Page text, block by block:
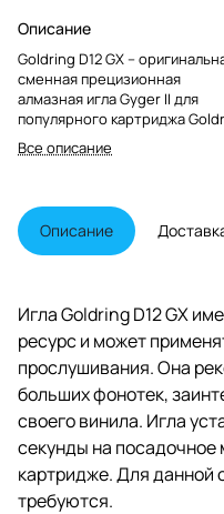
Описание
Goldring D12 GX –
сменная прецизионная
алмазная игла Gyger II для
популярного картриджа
1012 GX. Данное решение
характеризуется высокой
точностью извлекать
информацию из канавки
винилового диска.
Все описание
Описание
Игла Goldring D12 GX
ресурс и может
прослушивания. Она
больших фонотек,
своего винила. Игла
секунды на
картридже. Для данной
требуются.